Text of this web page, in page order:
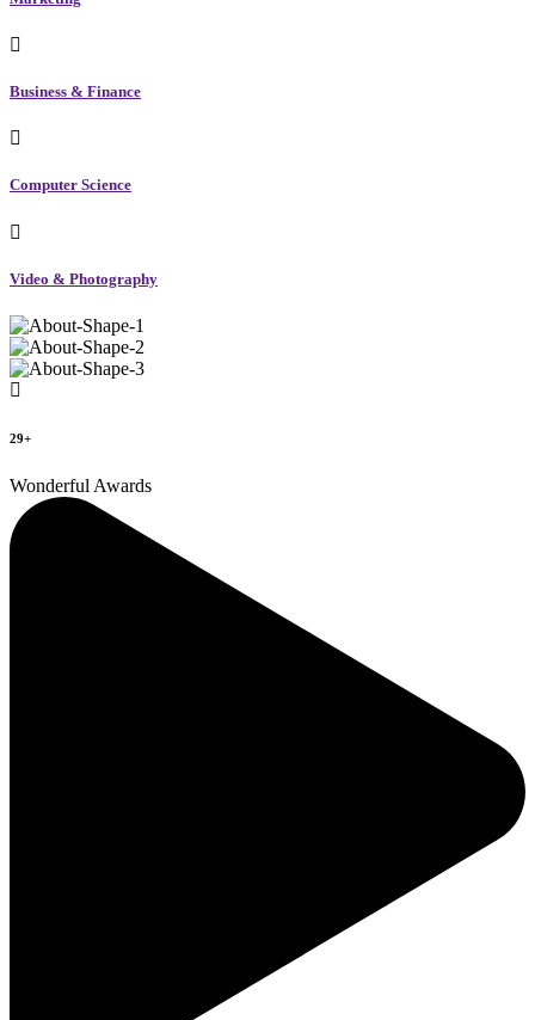
Business & Finance
Computer Science
Video & Photography
29+
Wonderful Awards